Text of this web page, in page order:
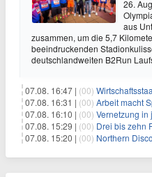
26.
aus
zusammen, um die 5,7
beeindruckenden
deutschlandweiten B2Run
07.08. 16:47 | (00) Wirtschaftsstaatssekretär
07.08. 16:31 | (00) Arbeit macht
07.08. 16:10 | (00) Vernetzung in
07.08. 15:29 | (00) Drei bis zehn
07.08. 15:20 | (00) Northern Discovery Metals